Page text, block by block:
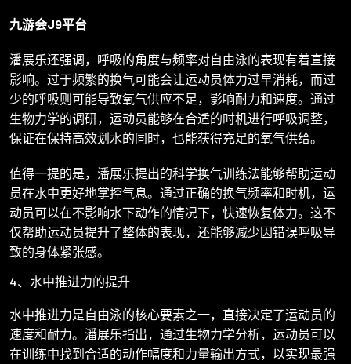
九游会J9平台
潘展乐还强调，呼吸的角度与频率对自由泳的表现有着直接
影响。过于频繁的换气可能会让运动员体力过早消耗，而过
少的呼吸则可能导致氧气供应不足，影响耐力和速度。通过
生物力学的调研，运动员能够在合适的时机进行呼吸调整，
保证在保持高效划水的同时，也能获得充足的氧气供给。
值得一提的是，潘展乐提出的科学换气训练法能够帮助运动
员在水中更好地掌控气息。通过正确的换气频率和时机，运
动员可以在不影响水下动作的情况下，快速恢复体力。这不
仅帮助运动员提升了整体的表现，还能够减少因错误呼吸导
致的身体紧张感。
4、水中推进力的提升
水中推进力是自由泳的核心要素之一，直接决定了运动员的
速度和耐力。潘展乐指出，通过生物力学分析，运动员可以
在训练中找到合适的动作幅度和力量输出方式，以实现最强